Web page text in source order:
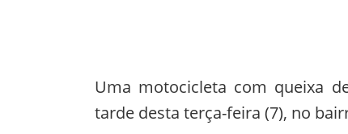
Uma motocicleta com queixa
tarde desta terça-feira (7), no